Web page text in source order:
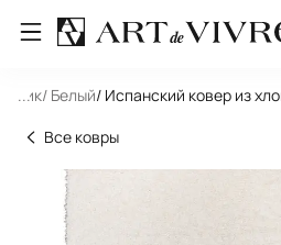
... / Белый/ Испанский ковер из
Все ковры